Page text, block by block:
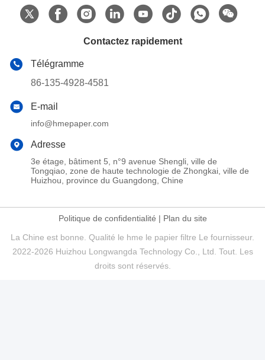
Contactez rapidement
Télégramme
86-135-4928-4581
E-mail
info@hmepaper.com
Adresse
3e étage, bâtiment 5, n°9 avenue Shengli, ville de
Tongqiao, zone de haute technologie de Zhongkai, ville de
Huizhou, province du Guangdong, Chine
Politique de confidentialité | Plan du site
La Chine est bonne. Qualité le hme le papier filtre Le fournisseur.
2022-2026 Huizhou Longwangda Technology Co., Ltd. Tout. Les
droits sont réservés.